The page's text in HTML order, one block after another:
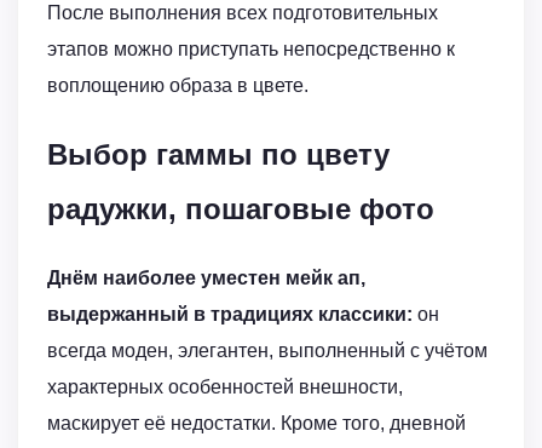
После выполнения всех подготовительных
этапов можно приступать непосредственно к
воплощению образа в цвете.
Выбор гаммы по цвету
радужки, пошаговые фото
Днём наиболее уместен мейк ап,
выдержанный в традициях классики: он
всегда моден, элегантен, выполненный с учётом
характерных особенностей внешности,
маскирует её недостатки. Кроме того, дневной